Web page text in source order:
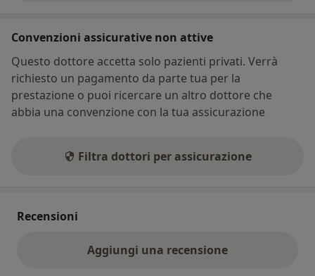
Convenzioni assicurative non attive
Questo dottore accetta solo pazienti privati. Verrà
richiesto un pagamento da parte tua per la
prestazione o puoi ricercare un altro dottore che
abbia una convenzione con la tua assicurazione
Filtra dottori per assicurazione
Recensioni
Aggiungi una recensione